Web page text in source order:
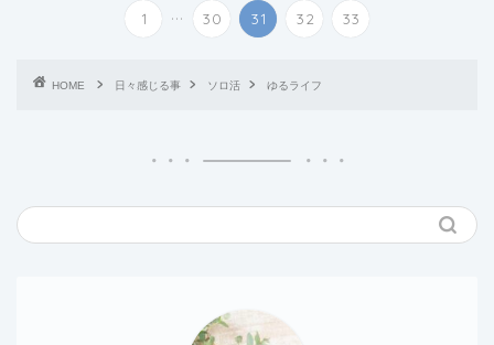
1 ... 30 31 32 33
HOME 日々感じる事 ソロ活 ゆるライフ